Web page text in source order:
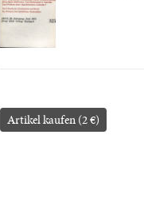
Artikel kaufen (2 €)